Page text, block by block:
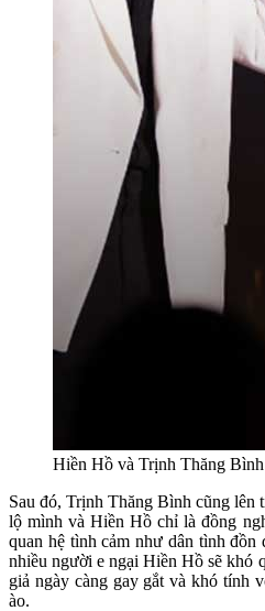
Hiền Hồ và Trịnh Thăng
Sau đó, Trịnh Thăng Bình cũng lên
lộ mình và Hiền Hồ chỉ là đồng
quan hệ tình cảm như dân tình đồn
nhiều người e ngại Hiền Hồ sẽ khó
giả ngày càng gay gắt và khó tính
ào.